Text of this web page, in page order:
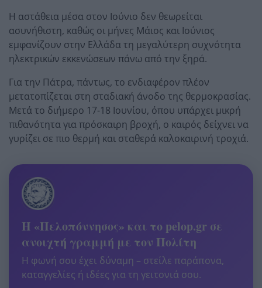
Η αστάθεια μέσα στον Ιούνιο δεν θεωρείται
ασυνήθιστη, καθώς οι μήνες Μάιος και Ιούνιος
εμφανίζουν στην Ελλάδα τη μεγαλύτερη συχνότητα
ηλεκτρικών εκκενώσεων πάνω από την ξηρά.
Για την Πάτρα, πάντως, το ενδιαφέρον πλέον
μετατοπίζεται στη σταδιακή άνοδο της θερμοκρασίας.
Μετά το διήμερο 17-18 Ιουνίου, όπου υπάρχει μικρή
πιθανότητα για πρόσκαιρη βροχή, ο καιρός δείχνει να
γυρίζει σε πιο θερμή και σταθερά καλοκαιρινή τροχιά.
Η «Πελοπόννησος» και το pelop.gr σε
ανοιχτή γραμμή με τον Πολίτη
Η φωνή σου έχει δύναμη – στείλε παράπονα,
καταγγελίες ή ιδέες για τη γειτονιά σου.